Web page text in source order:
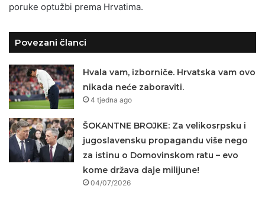
poruke optužbi prema Hrvatima.
Povezani članci
Hvala vam, izborniče. Hrvatska vam ovo
nikada neće zaboraviti.
4 tjedna ago
ŠOKANTNE BROJKE: Za velikosrpsku i
jugoslavensku propagandu više nego
za istinu o Domovinskom ratu – evo
kome država daje milijune!
04/07/2026